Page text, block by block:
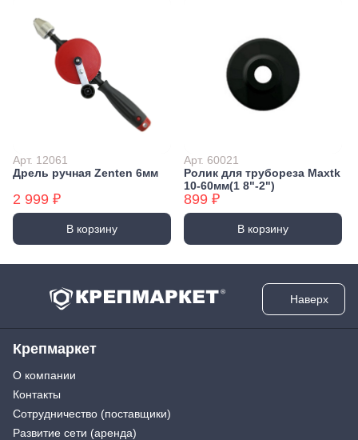
Арт. 12061
Дрель ручная Zenten 6мм
2 999 ₽
В корзину
Арт. 60021
Ролик для трубореза Maxtk
10-60мм(1 8"-2")
899 ₽
В корзину
Наверх
Крепмаркет
О компании
Контакты
Сотрудничество (поставщики)
Развитие сети (аренда)